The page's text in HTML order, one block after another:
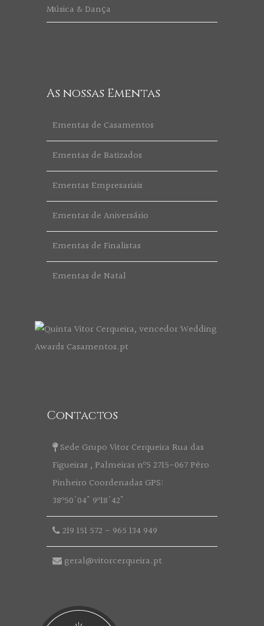
Música & Dança
As nossas Ementas
Ementas de Casamentos
Ementas de Batizados
Ementas Empresariais
Ementas de Aniversário
Ementas de Finalistas
Ementas de Natal
Contactos
Sede Grupo Vitor Cerqueira Rua das
Figueiras , Palmeiras nº5 2715-067 Pêro
Pinheiro Coordenadas GPS:
38º50'04" 9º18'42"
219 151 572 - 965 134 949
geral@vitorcerqueira.pt